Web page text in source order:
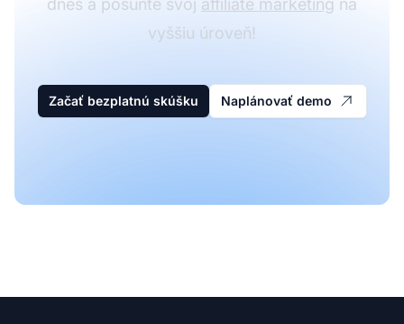
dnes a posuňte svoj affiliate marketing na
vyššiu úroveň!
Začať bezplatnú skúšku Naplánovať demo